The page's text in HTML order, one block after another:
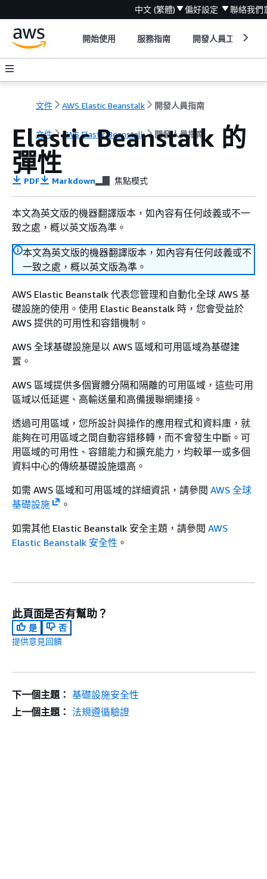
中文 (繁體) 偏好設定 聯絡我們
開始使用 服務指南 開發人員工具
文件 AWS Elastic Beanstalk 開發人員指南
文件 AWS Elastic Beanstalk 開發人員指南
Elastic Beanstalk 的
彈性
PDF Markdown 焦點模式
本文為英文版的機器翻譯版本，如內容有任何歧義或不一
致之處，概以英文版為準。
本文為英文版的機器翻譯版本，如內容有任何歧義或不
一致之處，概以英文版為準。
AWS Elastic Beanstalk 代表您管理和自動化全球 AWS 基
礎設施的使用。使用 Elastic Beanstalk 時，您會受益於
AWS 提供的可用性和容錯機制。
AWS 全球基礎設施是以 AWS 區域和可用區域為基礎建
置。
AWS 區域提供多個實體分隔和隔離的可用區域，這些可用
區域以低延遲、高輸送量和高備援聯網連接。
透過可用區域，您所設計與操作的應用程式和資料庫，就
能夠在可用區域之間自動容錯移轉，而不會發生中斷。可
用區域的可用性、容錯能力和擴充能力，均較單一或多個
資料中心的傳統基礎設施還高。
如需 AWS 區域和可用區域的詳細資訊，請參閱 AWS 全球
基礎設施
。
如需其他 Elastic Beanstalk 安全主題，請參閱 AWS
Elastic Beanstalk 安全性 。
此頁面是否有幫助？
是
否
提供意見回饋
下一個主題： 基礎設施安全性
上一個主題： 法規遵循驗證